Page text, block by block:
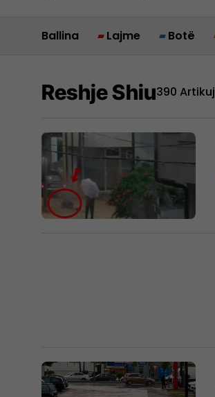
Ballina Lajme Botë
Reshje Shiu390 Artikuj